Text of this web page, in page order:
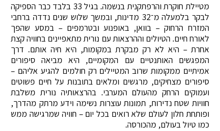
מטיילת חוקרת והרפתקנית בנשמה. בגיל 33 בלבד כבר הספיקה
לבקר בלמעלה מ־32 מדינות, ובמשך שלוש שנים נדדה ברחבי
המזרח הרחוק – בוואן, באופנוע ובטרמפים – במסע שהפך
לאורח חיים. הטיולים וההרצאות עם נורית מתאפיינים בחוויה קצת
אחרת – היא לא רק מבקרת במקומות, היא חיה אותם. דרך
המפגשים האותנטיים עם המקומיים, היא מביאה סיפורים
אמיתיים ממקומות שרוב המטיילים רק חולמים להגיע אליהם –
סיפורים מצחיקים, מרגשים ומלאים בתובנות על חיים פשוטים
ועמוקים הרחק מהעולם המערבי. בהרצאותיה נורית משלבת
חוויות שטח נדירות, תמונות עוצרות נשימה וידע מרתק מהדרך,
ופותחת חלון לעולם שלא רואים בכל יום – חוויה שמרגישה ממש
כמו טיול בעולם, מהכורסה.